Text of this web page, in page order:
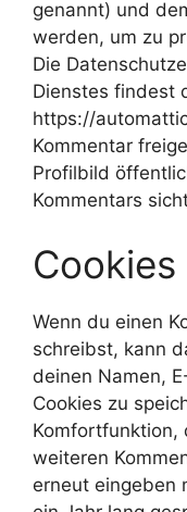
genannt) und
werden, um zu
Die
Dienstes findest
https://
Kommentar
Profilbild
Kommentars
Cookies
Wenn du einen
schreibst, kann
deinen Namen,
Cookies zu
Komfortfunktion,
weiteren
erneut eingeben